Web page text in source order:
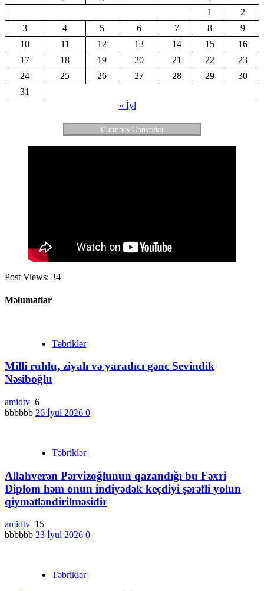
1
2
3
4 5 6 7 8
9
10
11 12 13 14 15
16
17
18 19 20 21 22
23
24
25 26 27 28 29
30
31
« İyl
Currency Converter
Post Views: 34
Məlumatlar
Təbriklər
Milli ruhlu, ziyalı və yaradıcı gənc Sevindik
Nəsiboğlu
amidtv 6
bbbbbb 26 İyul 2026 0
Təbriklər
Allahverən Pərvizoğlunun qazandığı bu Fəxri
Diplom həm onun indiyədək keçdiyi şərəfli yolun
qiymətləndirilməsidir
amidtv 15
bbbbbb 23 İyul 2026 0
Təbriklər